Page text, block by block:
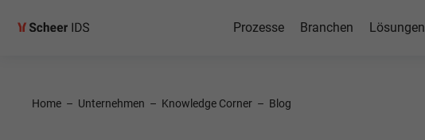
Prozesse Branchen Lösungen
Home – Unternehmen – Knowledge Corner – Blog